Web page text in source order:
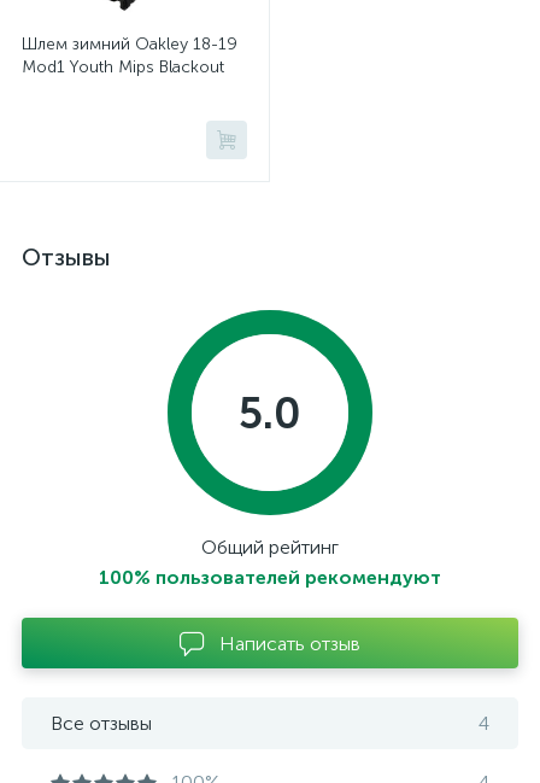
Шлем зимний Oakley 18-19
Mod1 Youth Mips Blackout
Отзывы
5.0
Общий рейтинг
100% пользователей рекомендуют
Написать отзыв
Все отзывы 4